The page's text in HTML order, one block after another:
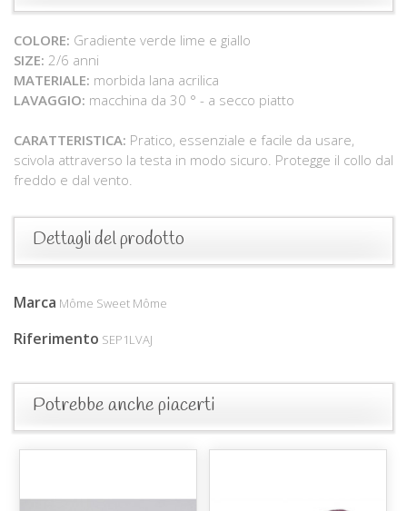
COLORE: Gradiente verde lime e giallo
SIZE: 2/6 anni
MATERIALE: morbida lana acrilica
LAVAGGIO: macchina da 30 ° - a secco piatto
CARATTERISTICA: Pratico, essenziale e facile da usare,
scivola attraverso la testa in modo sicuro. Protegge il collo dal
freddo e dal vento.
Dettagli del prodotto
Marca Môme Sweet Môme
Riferimento SEP1LVAJ
Potrebbe anche piacerti